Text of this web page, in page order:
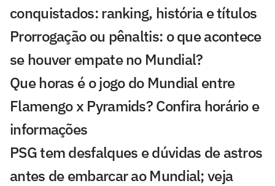
conquistados: ranking, história e títulos
Prorrogação ou pênaltis: o que acontece
se houver empate no Mundial?
Que horas é o jogo do Mundial entre
Flamengo x Pyramids? Confira horário e
informações
PSG tem desfalques e dúvidas de astros
antes de embarcar ao Mundial; veja